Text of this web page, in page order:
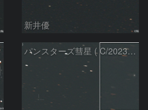
新井優
パンスターズ彗星 ( C/2023R1 ) ：2026/05/30